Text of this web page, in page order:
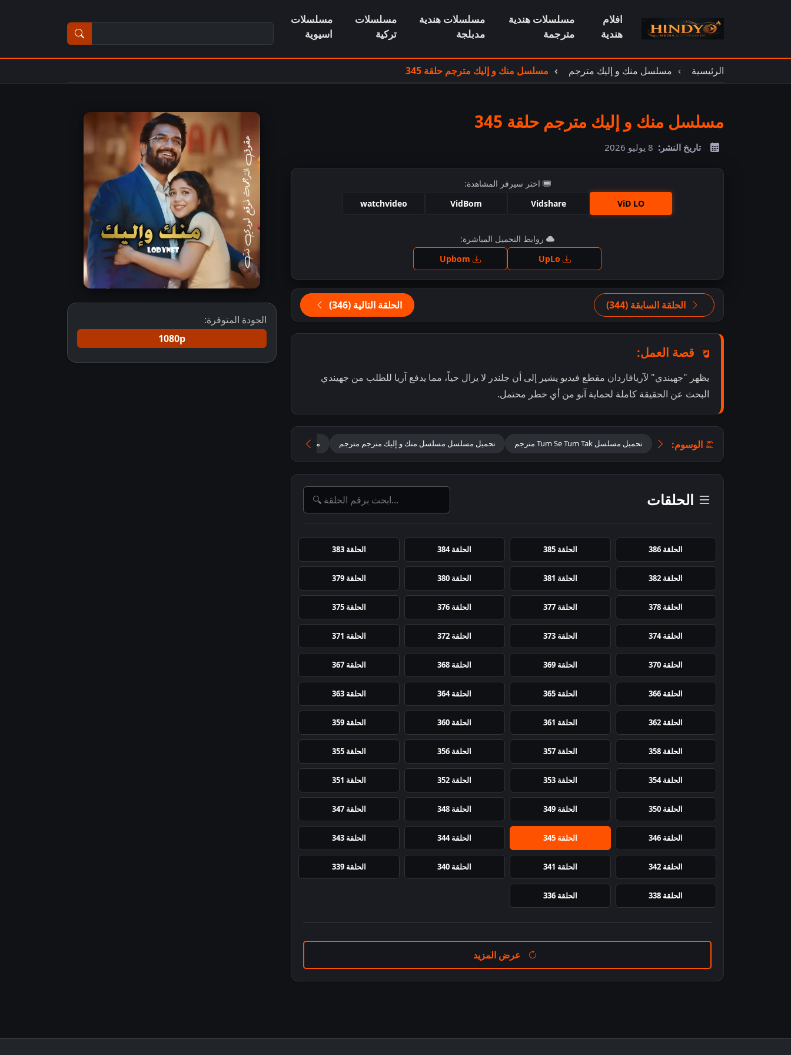
افلام
هندية
مسلسلات هندية
مترجمة
مسلسلات هندية
مدبلجة
مسلسلات
تركية
مسلسلات
اسيوية
الرئيسية مسلسل منك و إليك مترجم مسلسل منك و إليك مترجم حلقة 345
مسلسل منك و إليك مترجم حلقة 345
تاريخ النشر: 8 يوليو 2026
اختر سيرفر المشاهدة:
ViD LO
Vidshare
VidBom
watchvideo
اضغط للمشاهدة
روابط التحميل المباشرة:
الحلقة السابقة (344) الحلقة التالية (346)
قصة العمل:
يظهر "جهيندي" لآريافاردان مقطع فيديو يشير إلى أن جلندر لا يزال حياً، مما يدفع آريا للطلب من جهيندي
البحث عن الحقيقة كاملة لحماية آنو من أي خطر محتمل.
الوسوم: تحميل مسلسل Tum Se Tum Tak مترجم تحميل مسلسل مسلسل منك و إليك مترجم مترجم مسلسل Tum Se Tum Tak مترجم
الحلقات
الحلقة 386 الحلقة 385 الحلقة 384 الحلقة 383
الحلقة 382 الحلقة 381 الحلقة 380 الحلقة 379
الحلقة 378 الحلقة 377 الحلقة 376 الحلقة 375
الحلقة 374 الحلقة 373 الحلقة 372 الحلقة 371
الحلقة 370 الحلقة 369 الحلقة 368 الحلقة 367
الحلقة 366 الحلقة 365 الحلقة 364 الحلقة 363
الحلقة 362 الحلقة 361 الحلقة 360 الحلقة 359
الحلقة 358 الحلقة 357 الحلقة 356 الحلقة 355
الحلقة 354 الحلقة 353 الحلقة 352 الحلقة 351
الحلقة 350 الحلقة 349 الحلقة 348 الحلقة 347
الحلقة 346 الحلقة 345 الحلقة 344 الحلقة 343
الحلقة 342 الحلقة 341 الحلقة 340 الحلقة 339
الحلقة 338 الحلقة 336
عرض المزيد
الجودة المتوفرة:
1080p